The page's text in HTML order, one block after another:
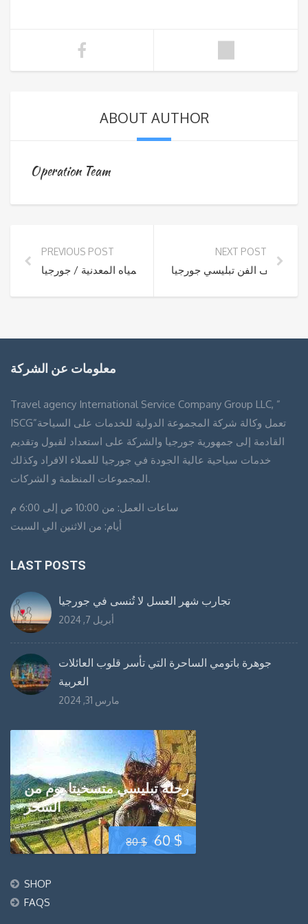
ABOUT AUTHOR
Operation Team
PREVIOUS POST
مصحات العلاج بالمياه المعدنية / جورجيا
NEXT POST
متحف الفن تبليسي جورجيا
معلومات عن الشركة
Travel agency International Service Company Group LLC, ”
ISCG”تعمل وكالة شركة المجموعة الدولية للخدمات على السياحة
القادمة إلى جمهورية جورجيا والشركة على استعداد لقبول وتقديم
خدمات سياحية عالية الجودة في جورجيا للعملاء الافراد وكذلك
المجموعات المنظمة و الشركات.
ساعات العمل: من 10:00 ص إلى 6:00 م
أيام: من الاثنين الي السبت
LAST POSTS
تجارب شهر العسل لا تُنسى في جورجيا
أبريل 7, 2024
جوهرة باتومي الساحرة التي تأسر قلوب العائلات
العربية
مارس 31, 2024
80$ السعر
60$
رحلة تبليسي متسخيتا يوم من
السحر
SHOP
FAQS